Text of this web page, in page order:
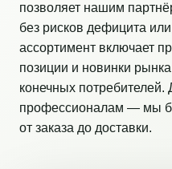
позволяет нашим
без рисков дефицита
ассортимент включает
позиции и новинки
конечных потребителей.
профессионалам — мы
от заказа до доставки.